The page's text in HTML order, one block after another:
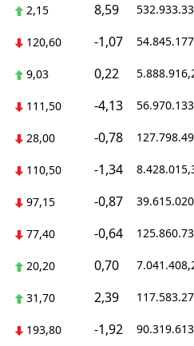
2,15 8,59
120,60 -1,07
9,03 0,22
111,50 -4,13
28,00 -0,78
110,50 -1,34
97,15 -0,87
77,40 -0,64
20,20 0,70
31,70 2,39
193,80 -1,92